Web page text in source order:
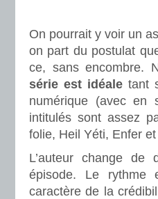
On pourrait y voir un
on part du postulat
ce, sans encombre.
série est idéaletant
numérique (avec en
intitulés sont assez
folie, Heil Yéti, Enfer
L’auteur change de
épisode. Le rythme
caractère de la